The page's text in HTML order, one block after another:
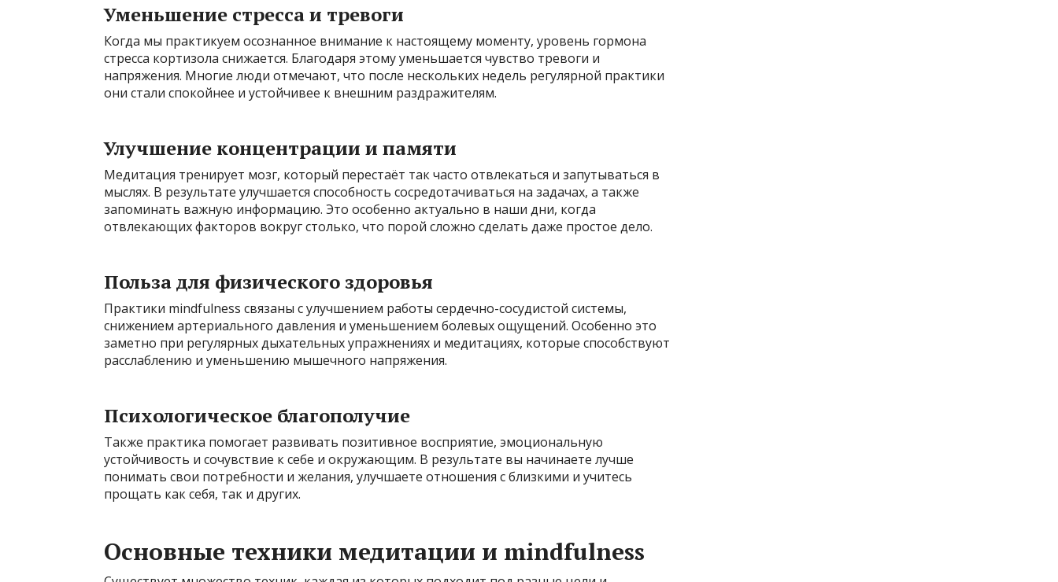
Уменьшение стресса и тревоги
Когда мы практикуем осознанное внимание к настоящему моменту, уровень гормона
стресса кортизола снижается. Благодаря этому уменьшается чувство тревоги и
напряжения. Многие люди отмечают, что после нескольких недель регулярной практики
они стали спокойнее и устойчивее к внешним раздражителям.
Улучшение концентрации и памяти
Медитация тренирует мозг, который перестаёт так часто отвлекаться и запутываться в
мыслях. В результате улучшается способность сосредотачиваться на задачах, а также
запоминать важную информацию. Это особенно актуально в наши дни, когда
отвлекающих факторов вокруг столько, что порой сложно сделать даже простое дело.
Польза для физического здоровья
Практики mindfulness связаны с улучшением работы сердечно-сосудистой системы,
снижением артериального давления и уменьшением болевых ощущений. Особенно это
заметно при регулярных дыхательных упражнениях и медитациях, которые способствуют
расслаблению и уменьшению мышечного напряжения.
Психологическое благополучие
Также практика помогает развивать позитивное восприятие, эмоциональную
устойчивость и сочувствие к себе и окружающим. В результате вы начинаете лучше
понимать свои потребности и желания, улучшаете отношения с близкими и учитесь
прощать как себя, так и других.
Основные техники медитации и mindfulness